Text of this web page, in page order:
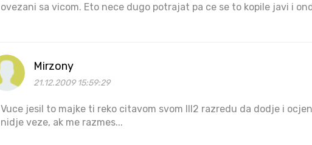
ovezani sa vicom. Eto nece dugo potrajat pa ce se to kopile javi i
Mirzony
21.12.2009 15:59:29
Vuce jesil to majke ti reko citavom svom III2 razredu da dodje i
nidje veze, ak me razmes...